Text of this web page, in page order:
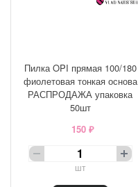
Пилка OPI прямая 100/180
фиолетовая тонкая основа
РАСПРОДАЖА упаковка
50шт
150 ₽
шт